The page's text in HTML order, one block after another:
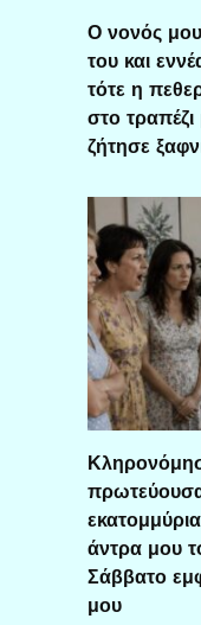
Ο νονός
του και
τότε η
στο τραπέζι
ζήτησε
πρωτεύουσα
άντρα μου
Σάββατο
μου